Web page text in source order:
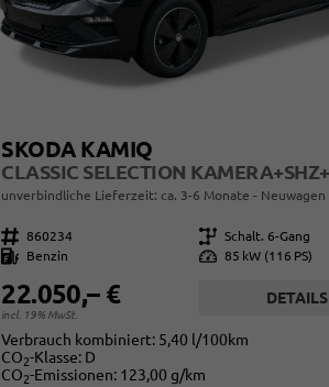
SKODA KAMIQ
unverbindliche Lieferzeit: ca. 3-6 Monate Neuwagen
Fahrzeugnr. 860234 Getriebe Schalt. 6-Gang
Kraftstoff
Benzin Leistung 85 kW (116 PS)
22.050,– €
incl. 19% MwSt.
DETAILS
Verbrauch kombiniert: 5,40 l/100km
CO2-Klasse: D
CO2-Emissionen: 123,00 g/km